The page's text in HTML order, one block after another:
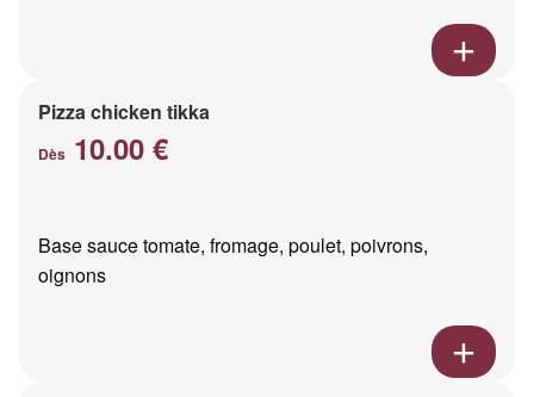
Pizza chicken tikka
Dès 10.00 €
Base sauce tomate, fromage, poulet, poivrons,
oignons